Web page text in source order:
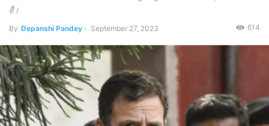
है।
By Depanshi Pandey - September 27, 2023 614